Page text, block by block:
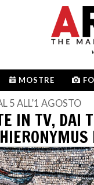
MOSTRE
5 ALL’1 AGOSTO
IN TV, DAI